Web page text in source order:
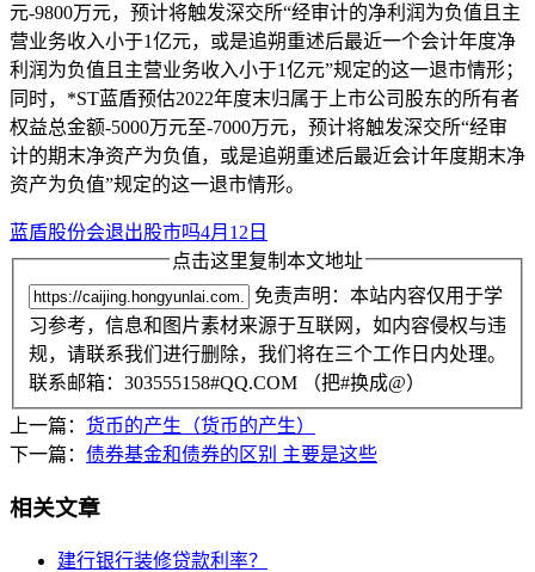
元-9800万元，预计将触发深交所“经审计的净利润为负值且主
营业务收入小于1亿元，或是追朔重述后最近一个会计年度净
利润为负值且主营业务收入小于1亿元”规定的这一退市情形；
同时，*ST蓝盾预估2022年度末归属于上市公司股东的所有者
权益总金额-5000万元至-7000万元，预计将触发深交所“经审
计的期末净资产为负值，或是追朔重述后最近会计年度期末净
资产为负值”规定的这一退市情形。
蓝盾股份会退出股市吗4月12日
点击这里复制本文地址
免责声明：本站内容仅用于学
习参考，信息和图片素材来源于互联网，如内容侵权与违
规，请联系我们进行删除，我们将在三个工作日内处理。
联系邮箱：303555158#QQ.COM （把#换成@）
上一篇： 货币的产生（货币的产生）
下一篇： 债券基金和债券的区别 主要是这些
相关文章
建行银行装修贷款利率？